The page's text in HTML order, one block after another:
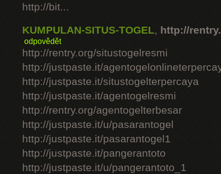
http://bit...
KUMPULAN-SITUS-TOGEL, http://
odpovědět
http://rentry.org/situstogelresmi
http://justpaste.it/
http://justpaste.it/situstogelterpercaya
http://justpaste.it/agentogelresmi
http://rentry.org/agentogelterbesar
http://justpaste.it/u/pasarantogel
http://justpaste.it/pasarantogel1
http://justpaste.it/pangerantoto
http://justpaste.it/u/pangerantoto_1